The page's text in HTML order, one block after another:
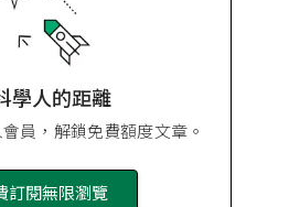
學人的距離
員，解鎖免費額度文章。
訂閱無限瀏覽